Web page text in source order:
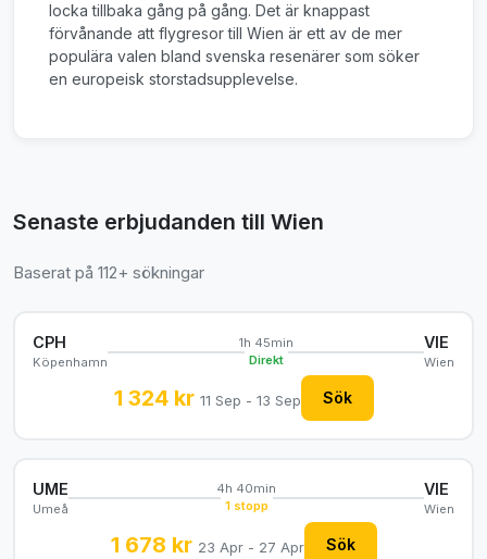
locka tillbaka gång på gång. Det är knappast
förvånande att flygresor till Wien är ett av de mer
populära valen bland svenska resenärer som söker
en europeisk storstadsupplevelse.
Senaste erbjudanden till Wien
Baserat på 112+ sökningar
CPH
Köpenhamn
1h 45min
Direkt
VIE
Wien
1 324 kr 11 Sep - 13 Sep Sök
UME
Umeå
4h 40min
1 stopp
VIE
Wien
1 678 kr 23 Apr - 27 Apr Sök